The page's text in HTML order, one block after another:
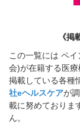
《
この一覧には ペ
会)が在籍する医療
掲載している各種
社eヘルスケアが
載に努めておりま
ん。